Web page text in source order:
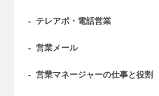
- テレアポ・電話営業
- 営業メール
- 営業マネージャーの仕事と役割